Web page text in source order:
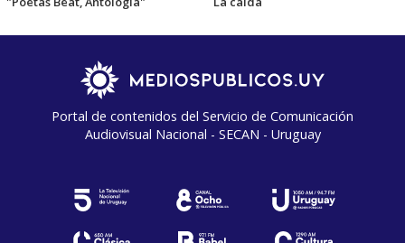
Portal de contenidos del Servicio de Comunicación
Audiovisual Nacional - SECAN - Uruguay